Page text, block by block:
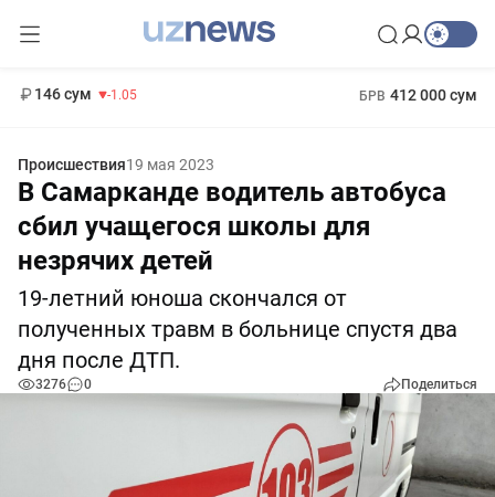
146 сум -1.05 БРВ 412 000 сум
Происшествия19 мая 2023
В Самарканде водитель автобуса
сбил учащегося школы для
незрячих детей
19-летний юноша скончался от
полученных травм в больнице спустя два
дня после ДТП.
3276 0 Поделиться